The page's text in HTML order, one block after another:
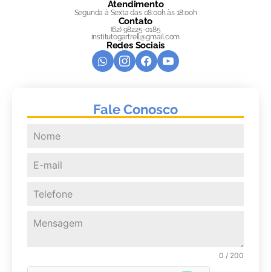
Atendimento
Segunda à Sexta das 08:00h às 18:00h
Contato
(62) 98225-0185
institutogartrell@gmail.com
Redes Sociais
Fale Conosco
0 / 200